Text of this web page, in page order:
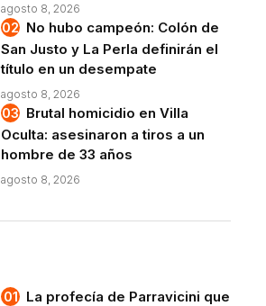
agosto 8, 2026
No hubo campeón: Colón de
San Justo y La Perla definirán el
título en un desempate
agosto 8, 2026
Brutal homicidio en Villa
Oculta: asesinaron a tiros a un
hombre de 33 años
agosto 8, 2026
La profecía de Parravicini que